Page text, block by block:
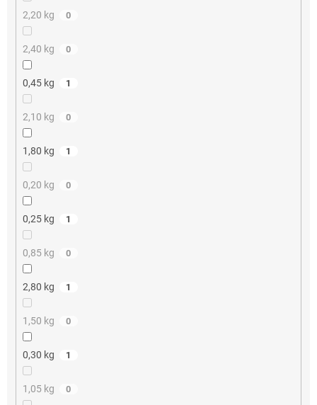
2,20 kg 0
2,40 kg 0
0,45 kg 1
2,10 kg 0
1,80 kg 1
0,20 kg 0
0,25 kg 1
0,85 kg 0
2,80 kg 1
1,50 kg 0
0,30 kg 1
1,05 kg 0